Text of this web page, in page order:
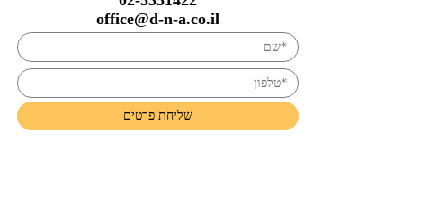
02-5351422
office@d-n-a.co.il